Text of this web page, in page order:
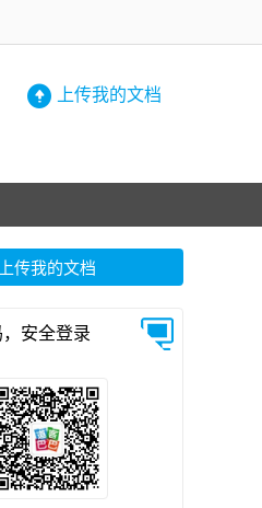
 上传我的文档
上传我的文档
安全登录